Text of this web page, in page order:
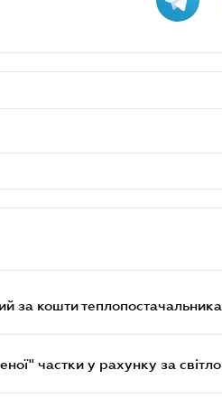
за кошти теплопостачальника
частки у рахунку за світло